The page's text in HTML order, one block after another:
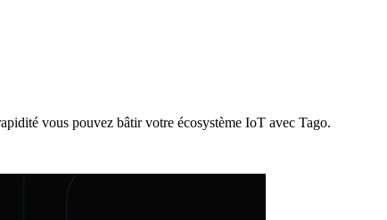
vous pouvez bâtir votre écosystème IoT avec Tago.